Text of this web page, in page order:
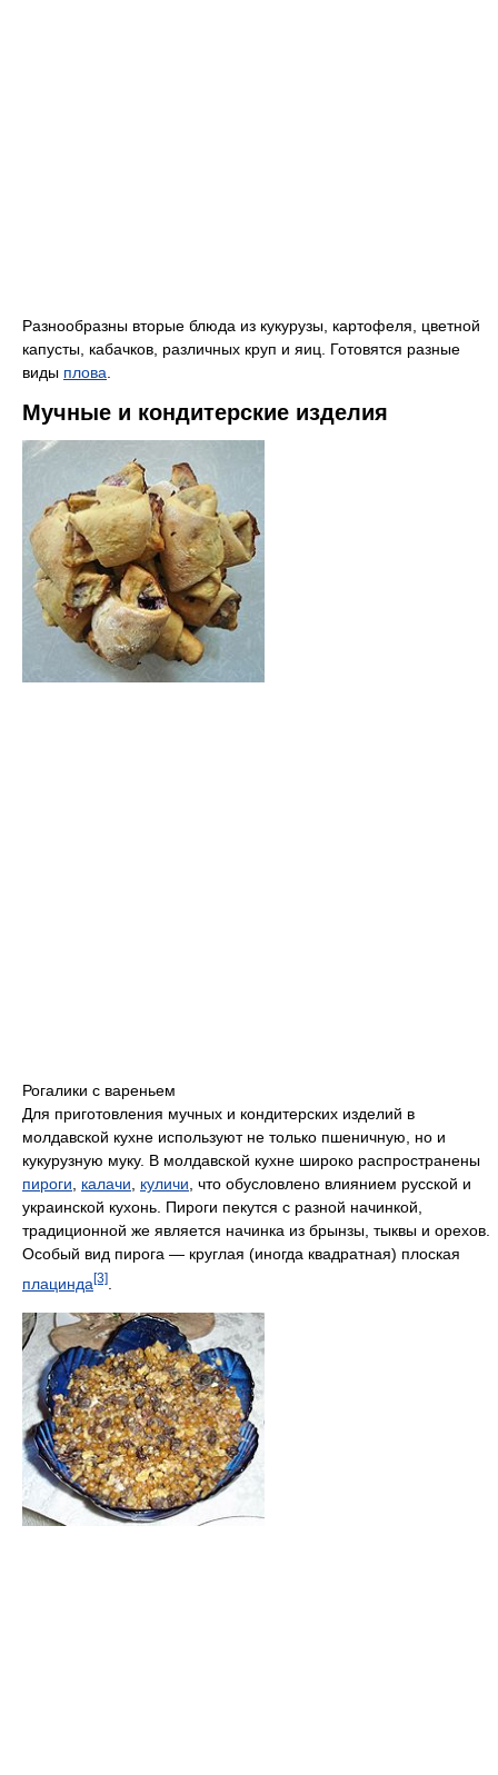
Разнообразны вторые блюда из кукурузы, картофеля, цветной
капусты, кабачков, различных круп и яиц. Готовятся разные
виды плова.
Мучные и кондитерские изделия
Рогалики с вареньем
Для приготовления мучных и кондитерских изделий в
молдавской кухне используют не только пшеничную, но и
кукурузную муку. В молдавской кухне широко распространены
пироги
калачи куличи , что обусловлено влиянием русской и
украинской кухонь. Пироги пекутся с разной начинкой,
традиционной же является начинка из брынзы, тыквы и орехов.
Особый вид пирога — круглая (иногда квадратная) плоская
плацинда[3]